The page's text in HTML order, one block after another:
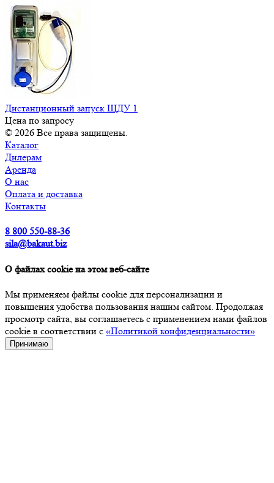
Дистанционный запуск ЩДУ 1
Цена по запросу
© 2026 Все права защищены.
Каталог
Дилерам
Аренда
О нас
Оплата и доставка
Контакты
8 800 550-88-36
sila@bakaut.biz
О файлах cookie на этом веб-сайте
Мы применяем файлы cookie для персонализации и
повышения удобства пользования нашим сайтом. Продолжая
просмотр сайта, вы соглашаетесь с применением нами файлов
cookie в соответствии с «Политикой конфиденциальности»
Принимаю